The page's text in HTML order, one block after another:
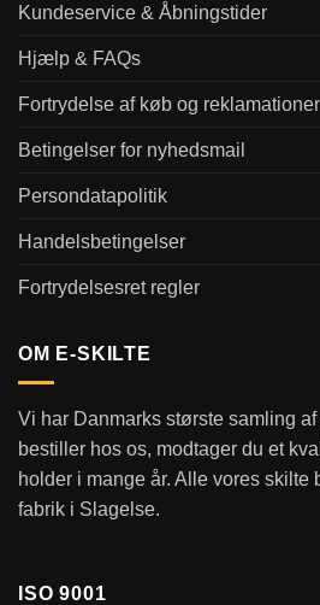
Kundeservice & Åbningstider
Hjælp & FAQs
Fortrydelse af køb og reklamationer
Betingelser for nyhedsmail
Persondatapolitik
Handelsbetingelser
Fortrydelsesret regler
OM E-SKILTE
Vi har Danmarks største samling
bestiller hos os, modtager du et
holder i mange år. Alle vores skilte
fabrik i Slagelse.
ISO 9001